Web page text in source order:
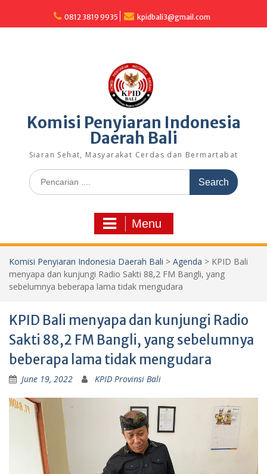
content
0812 3819 9935 kpidbali3@gmail.com
Komisi Penyiaran Indonesia
Daerah Bali
Siaran Sehat, Masyarakat Cerdas dan Bermartabat
Search
for:
Menu
Komisi Penyiaran Indonesia Daerah Bali > Agenda > KPID Bali
menyapa dan kunjungi Radio Sakti 88,2 FM Bangli, yang
sebelumnya beberapa lama tidak mengudara
KPID Bali menyapa dan kunjungi Radio
Sakti 88,2 FM Bangli, yang sebelumnya
beberapa lama tidak mengudara
June 19, 2022 KPID Provinsi Bali